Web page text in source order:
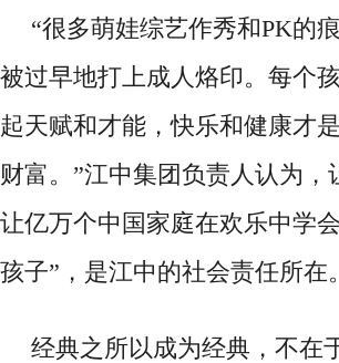
“很多萌娃综艺作秀和PK的
被过早地打上成人烙印。每个
起天赋和才能，快乐和健康才
财富。”江中集团负责人认为
让亿万个中国家庭在欢乐中学
孩子”，是江中的社会责任所在。
经典之所以成为经典，不在